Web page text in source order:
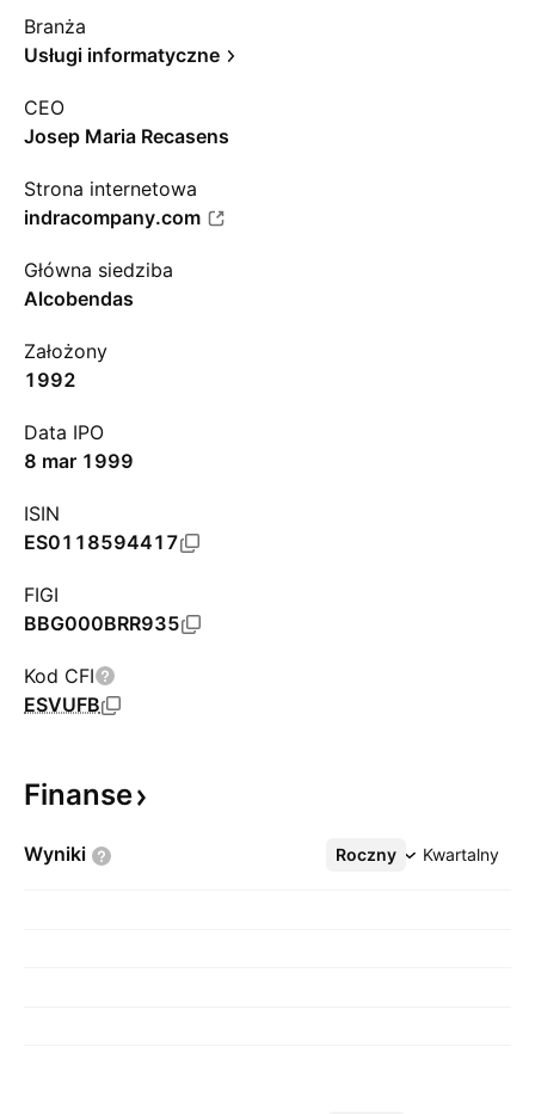
Branża
Usługi informatyczne
CEO
Josep Maria Recasens
Strona internetowa
indracompany.com
Główna siedziba
Alcobendas
Założony
1992
Data IPO
8 mar 1999
ISIN
ES0118594417
FIGI
BBG000BRR935
Kod CFI
ESVUFB
Finanse
Wyniki Roczny Kwartalny
Więcej